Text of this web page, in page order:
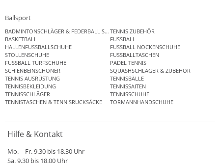
Ballsport
BADMINTONSCHLÄGER & FEDERBALL SETSTENNIS ZUBEHÖR
BASKETBALL
FUSSBALL
HALLENFUSSBALLSCHUHE
FUSSBALL NOCKENSCHUHE
STOLLENSCHUHE
FUSSBALLTASCHEN
FUSSBALL TURFSCHUHE
PADEL TENNIS
SCHIENBEINSCHONER
SQUASHSCHLÄGER & ZUBEHÖR
TENNIS AUSRÜSTUNG
TENNISBÄLLE
TENNISBEKLEIDUNG
TENNISSAITEN
TENNISSCHLÄGER
TENNISSCHUHE
TENNISTASCHEN & TENNISRUCKSÄCKE
TORMANNHANDSCHUHE
Hilfe & Kontakt
Mo. – Fr. 9.30 bis 18.30 Uhr
Sa. 9.30 bis 18.00 Uhr